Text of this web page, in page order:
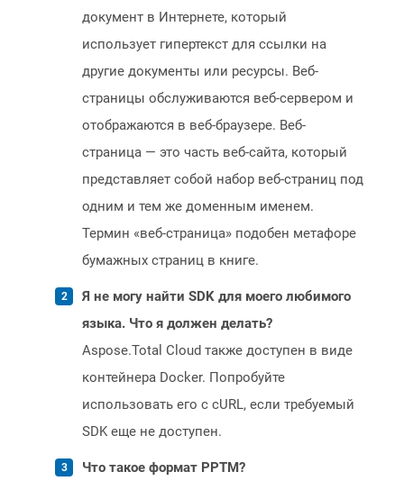
документ в Интернете, который
использует гипертекст для ссылки на
другие документы или ресурсы. Веб-
страницы обслуживаются веб-сервером и
отображаются в веб-браузере. Веб-
страница — это часть веб-сайта, который
представляет собой набор веб-страниц под
одним и тем же доменным именем.
Термин «веб-страница» подобен метафоре
бумажных страниц в книге.
Я не могу найти SDK для моего любимого
языка. Что я должен делать?
Aspose.Total Cloud также доступен в виде
контейнера Docker. Попробуйте
использовать его с cURL, если требуемый
SDK еще не доступен.
Что такое формат PPTM?